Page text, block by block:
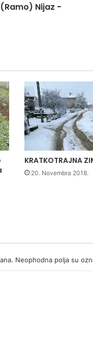
Nijaz -
KRATKOTRAJNA
20. Novembra 2018.
Neophodna polja su